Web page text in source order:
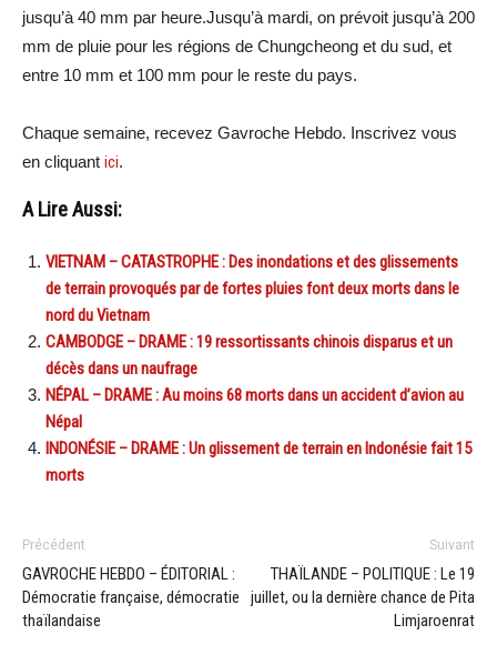
jusqu’à 40 mm par heure.Jusqu’à mardi, on prévoit jusqu’à 200
mm de pluie pour les régions de Chungcheong et du sud, et
entre 10 mm et 100 mm pour le reste du pays.
Chaque semaine, recevez Gavroche Hebdo. Inscrivez vous
en cliquant ici.
A Lire Aussi:
VIETNAM – CATASTROPHE : Des inondations et des glissements
de terrain provoqués par de fortes pluies font deux morts dans le
nord du Vietnam
CAMBODGE – DRAME : 19 ressortissants chinois disparus et un
décès dans un naufrage
NÉPAL – DRAME : Au moins 68 morts dans un accident d’avion au
Népal
INDONÉSIE – DRAME : Un glissement de terrain en Indonésie fait 15
morts
Précédent
GAVROCHE HEBDO – ÉDITORIAL :
Démocratie française, démocratie
thaïlandaise
Suivant
THAÏLANDE – POLITIQUE : Le 19
juillet, ou la dernière chance de Pita
Limjaroenrat